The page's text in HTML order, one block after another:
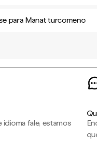
para Manat turcomeno
fale, estamos